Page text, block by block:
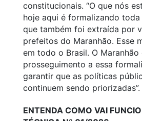
constitucionais. “O que nós
hoje aqui é formalizando toda
que também foi extraída por
prefeitos do Maranhão. Esse
em todo o Brasil. O Maranhão
prosseguimento a essa
garantir que as políticas
continuem sendo priorizadas”.
ENTENDA COMO VAI